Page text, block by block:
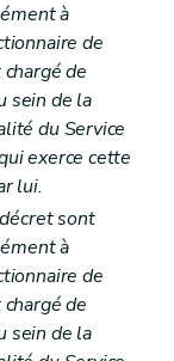
à
de
de
sein de la
du Service
exerce cette
lui.
sont
à
de
de
sein de la